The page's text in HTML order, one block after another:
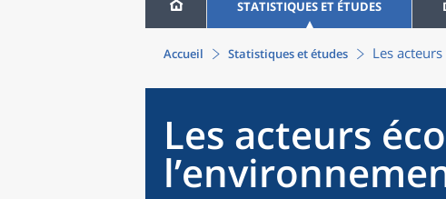
STATISTIQUES ET ÉTUDES
Accueil Statistiques et études Les
Les acteurs